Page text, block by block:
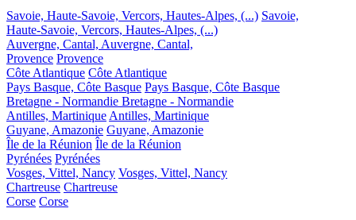
Savoie, Haute-Savoie, Vercors, Hautes-Alpes, (...) Savoie,
Haute-Savoie, Vercors, Hautes-Alpes, (...)
Auvergne, Cantal, Auvergne, Cantal,
Provence Provence
Côte Atlantique Côte Atlantique
Pays Basque, Côte Basque Pays Basque, Côte Basque
Bretagne - Normandie Bretagne - Normandie
Antilles, Martinique Antilles, Martinique
Guyane, Amazonie Guyane, Amazonie
Île de la Réunion Île de la Réunion
Pyrénées Pyrénées
Vosges, Vittel, Nancy Vosges, Vittel, Nancy
Chartreuse Chartreuse
Corse Corse